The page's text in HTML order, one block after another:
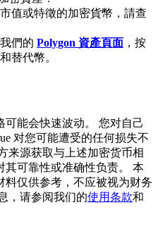
池
值或特徵的加密貨幣，請查
們的 Polygon 資產頁面 ，按
替代幣。
能会快速波动。 您对自己
对您可能遭受的任何损失不
来源获取与上述加密货币相
其可靠性或准确性负责。 本
仅供参考，不应被视为财务
，请参阅我们的使用条款和